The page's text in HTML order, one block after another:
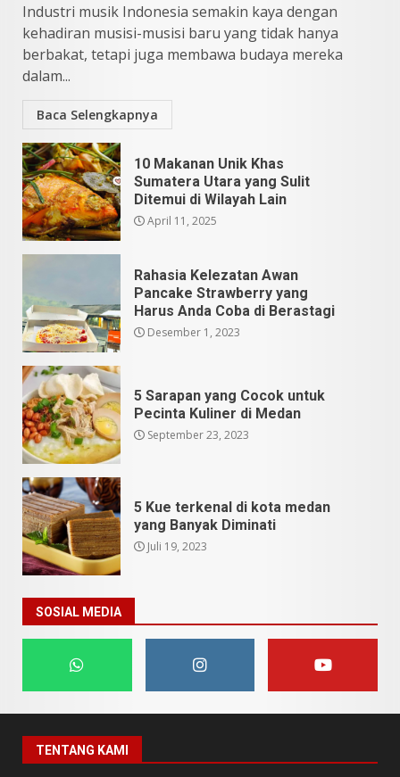
Industri musik Indonesia semakin kaya dengan
kehadiran musisi-musisi baru yang tidak hanya
berbakat, tetapi juga membawa budaya mereka
dalam...
Baca Selengkapnya
10 Makanan Unik Khas
Sumatera Utara yang Sulit
Ditemui di Wilayah Lain
April 11, 2025
Rahasia Kelezatan Awan
Pancake Strawberry yang
Harus Anda Coba di Berastagi
Desember 1, 2023
5 Sarapan yang Cocok untuk
Pecinta Kuliner di Medan
September 23, 2023
5 Kue terkenal di kota medan
yang Banyak Diminati
Juli 19, 2023
SOSIAL MEDIA
TENTANG KAMI